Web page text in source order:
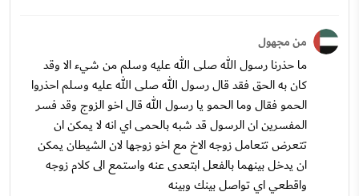
من مجهول
ما حذرنا رسول الله صلى الله عليه وسلم من شيء الا وقد
كان به الحق فقد قال رسول الله صلى الله عليه وسلم احذروا
الحمو فقال وما الحمو يا رسول الله قال اخو الزوج وقد فسر
المفسرين ان الرسول قد شبه بالحمى اي انه لا يمكن ان
تتعرض تتعامل زوجه الاخ مع اخو زوجها لان الشيطان يمكن
ان يدخل بينهما بالفعل ابتعدى عنه واستمع الى كلام زوجه
واقطعي اي تواصل بينك وبينه